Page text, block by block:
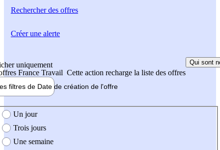
Rechercherdes offres
uniquement
France Travail Cette action recharge la liste des offres
Qui sont
filtres de Date de création de l'offre
création de l'offre
Un jour
Trois jours
Une semaine
Créer une alerte